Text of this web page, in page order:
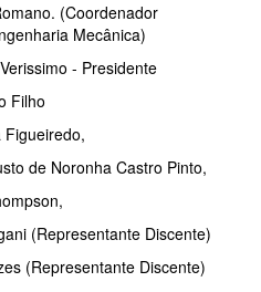
(Coordenador
Mecânica)
- Presidente
Filho
Figueiredo,
de Noronha Castro Pinto,
(Representante Discente)
(Representante Discente)